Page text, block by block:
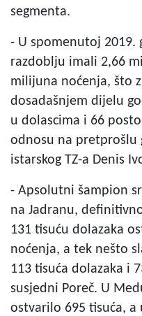
segmenta.
- U spomenutoj 2019.
razdoblju imali 2,66
milijuna noćenja, što
dosadašnjem dijelu
u dolascima i 66
odnosu na pretprošlu
istarskog TZ-a Denis
- Apsolutni šampion
na Jadranu,
131 tisuću dolazaka
noćenja, a tek nešto
113 tisuća dolazaka i
susjedni Poreč. U
ostvarilo 695 tisuća, a